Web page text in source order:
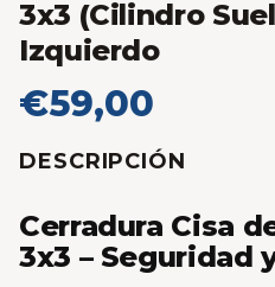
3x3 (Cilindro
Izquierdo
€59,00
DESCRIPCIÓN
Cerradura Cisa
3x3 – Seguridad